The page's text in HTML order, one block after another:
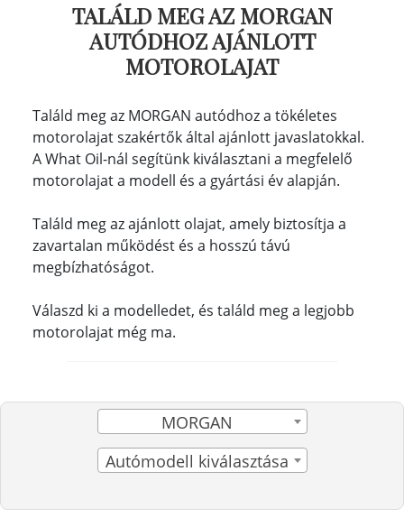
TALÁLD MEG AZ MORGAN
AUTÓDHOZ AJÁNLOTT
MOTOROLAJAT
Találd meg az MORGAN autódhoz a tökéletes
motorolajat szakértők által ajánlott javaslatokkal.
A What Oil-nál segítünk kiválasztani a megfelelő
motorolajat a modell és a gyártási év alapján.
Találd meg az ajánlott olajat, amely biztosítja a
zavartalan működést és a hosszú távú
megbízhatóságot.
Válaszd ki a modelledet, és találd meg a legjobb
motorolajat még ma.
MORGAN
Autómodell kiválasztása